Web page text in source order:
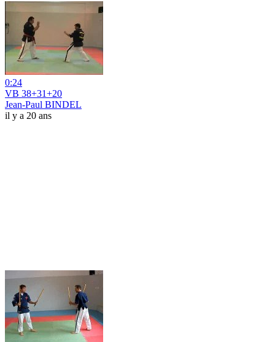
0:24
VB 38+31+20
Jean-Paul BINDEL
il y a 20 ans